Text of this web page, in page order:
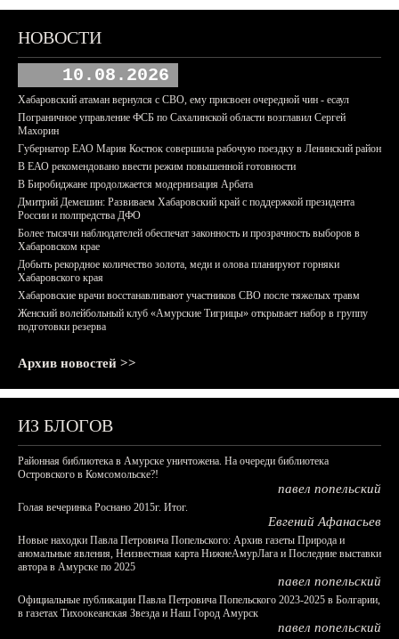
НОВОСТИ
10.08.2026
Хабаровский атаман вернулся с СВО, ему присвоен очередной чин - есаул
Пограничное управление ФСБ по Сахалинской области возглавил Сергей
Махорин
Губернатор ЕАО Мария Костюк совершила рабочую поездку в Ленинский район
В ЕАО рекомендовано ввести режим повышенной готовности
В Биробиджане продолжается модернизация Арбата
Дмитрий Демешин: Развиваем Хабаровский край с поддержкой президента
России и полпредства ДФО
Более тысячи наблюдателей обеспечат законность и прозрачность выборов в
Хабаровском крае
Добыть рекордное количество золота, меди и олова планируют горняки
Хабаровского края
Хабаровские врачи восстанавливают участников СВО после тяжелых травм
Женский волейбольный клуб «Амурские Тигрицы» открывает набор в группу
подготовки резерва
Архив новостей >>
ИЗ БЛОГОВ
Районная библиотека в Амурске уничтожена. На очереди библиотека
Островского в Комсомольске?!
павел попельский
Голая вечеринка Роснано 2015г. Итог.
Евгений Афанасьев
Новые находки Павла Петровича Попельского: Архив газеты Природа и
аномальные явления, Неизвестная карта НижнеАмурЛага и Последние выставки
автора в Амурске по 2025
павел попельский
Официальные публикации Павла Петровича Попельского 2023-2025 в Болгарии,
в газетах Тихоокеанская Звезда и Наш Город Амурск
павел попельский